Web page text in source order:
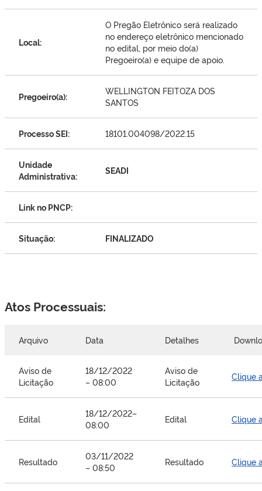
Local:
O Pregão Eletrônico será realizado
no endereço eletrônico mencionado
no edital, por meio do(a)
Pregoeiro(a) e equipe de apoio.
Pregoeiro(a):
WELLINGTON FEITOZA DOS
SANTOS
Processo SEI: 18101.004098/2022.15
Unidade
Administrativa:
SEADI
Link no PNCP:
Situação: FINALIZADO
Atos Processuais:
Arquivo Data Detalhes
Aviso de
Licitação
18/12/2022
– 08:00
Aviso de
Licitação
Clique
Edital
18/12/2022–
08:00
Edital Clique
Resultado
03/11/2022
– 08:50
Resultado Clique